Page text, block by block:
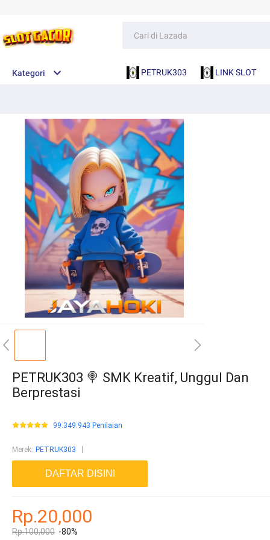
Kategori PETRUK303 LINK SLOT
PETRUK303 🍭 SMK Kreatif, Unggul Dan
Berprestasi
99.349.943 Penilaian
Merek: PETRUK303
DAFTAR DISINI
Rp.20,000
Rp.100,000 -80%